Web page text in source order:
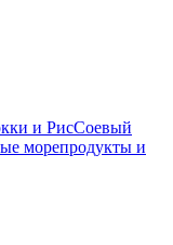
и РисСоевый
морепродукты и